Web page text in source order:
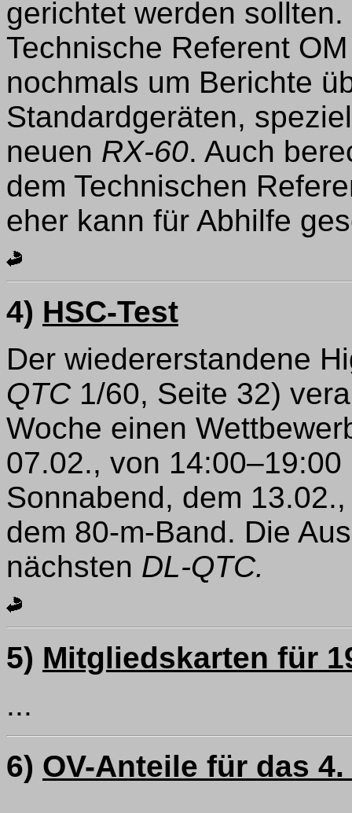
gerichtet werden
Technische Referent
nochmals um Berichte
Standardgeräten,
neuen RX-60. Auch
dem Technischen
eher kann für Abhilfe
4) HSC-Test
Der wiedererstandene
QTC1/60, Seite 32)
Woche einen
07.02., von
Sonnabend, dem
dem 80-m-Band. Die
nächsten DL-QTC.
5) Mitgliedskarten für
...
6) OV-Anteile für das